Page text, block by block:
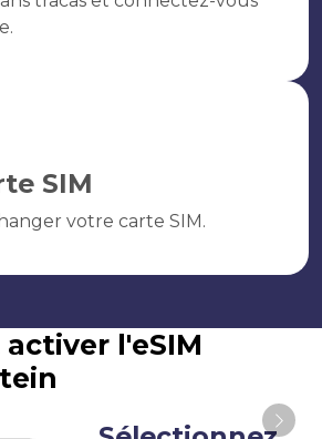
SIM
votre carte SIM.
l'eSIM